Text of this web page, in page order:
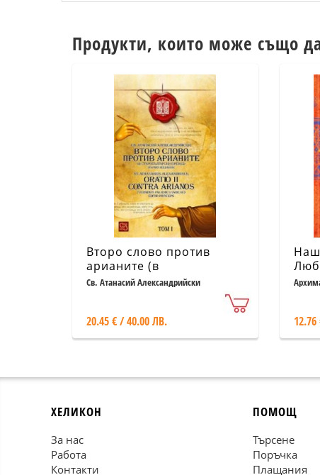
Продукти, които може също
Второ слово против
арианите (в
старобългарски превод)
Св. Атанасий Александрийски
20.45 € / 40.00 ЛВ.
ХЕЛИКОН
За нас
Работа
Контакти
ПОМОЩ
Търсене
Поръчка
Плащания